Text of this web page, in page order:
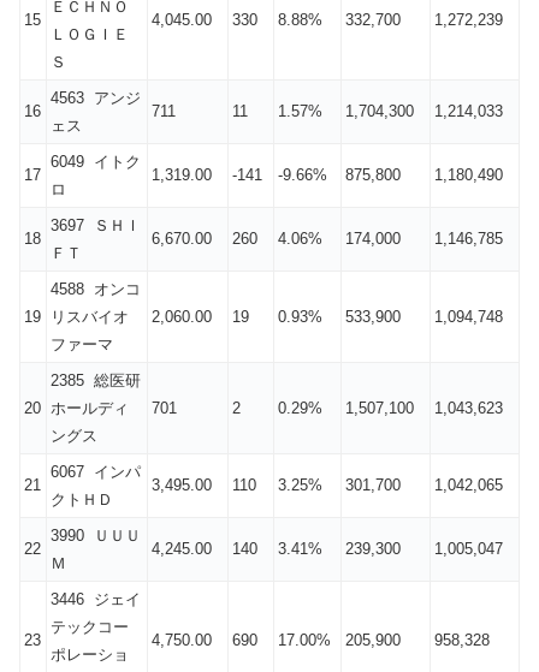
15
ＥＣＨＮＯ
ＬＯＧＩＥ
Ｓ
4,045.00 330 8.88% 332,700 1,272,239
16
4563 アンジ
ェス
711 11 1.57% 1,704,300 1,214,033
17
6049 イトク
ロ
1,319.00 -141 -9.66% 875,800 1,180,490
18
3697 ＳＨＩ
ＦＴ
6,670.00 260 4.06% 174,000 1,146,785
19
4588 オンコ
リスバイオ
ファーマ
2,060.00 19 0.93% 533,900 1,094,748
20
2385 総医研
ホールディ
ングス
701 2 0.29% 1,507,100 1,043,623
21
6067 インパ
クトＨＤ
3,495.00 110 3.25% 301,700 1,042,065
22
3990 ＵＵＵ
Ｍ
4,245.00 140 3.41% 239,300 1,005,047
23
3446 ジェイ
テックコー
ポレーショ
4,750.00 690 17.00% 205,900 958,328